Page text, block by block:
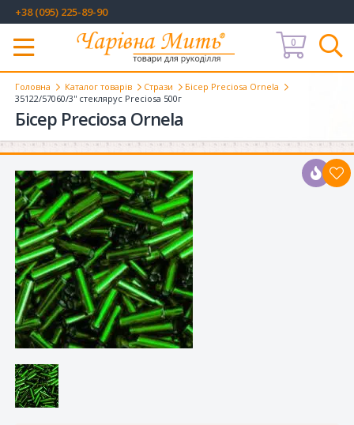
+38 (095) 225-89-90
Меню
0
Головна Каталог товарів Стрази
Бісер Preciosa Ornela
35122/57060/3'' стеклярус Preciosa 500г
Бісер Preciosa Ornela